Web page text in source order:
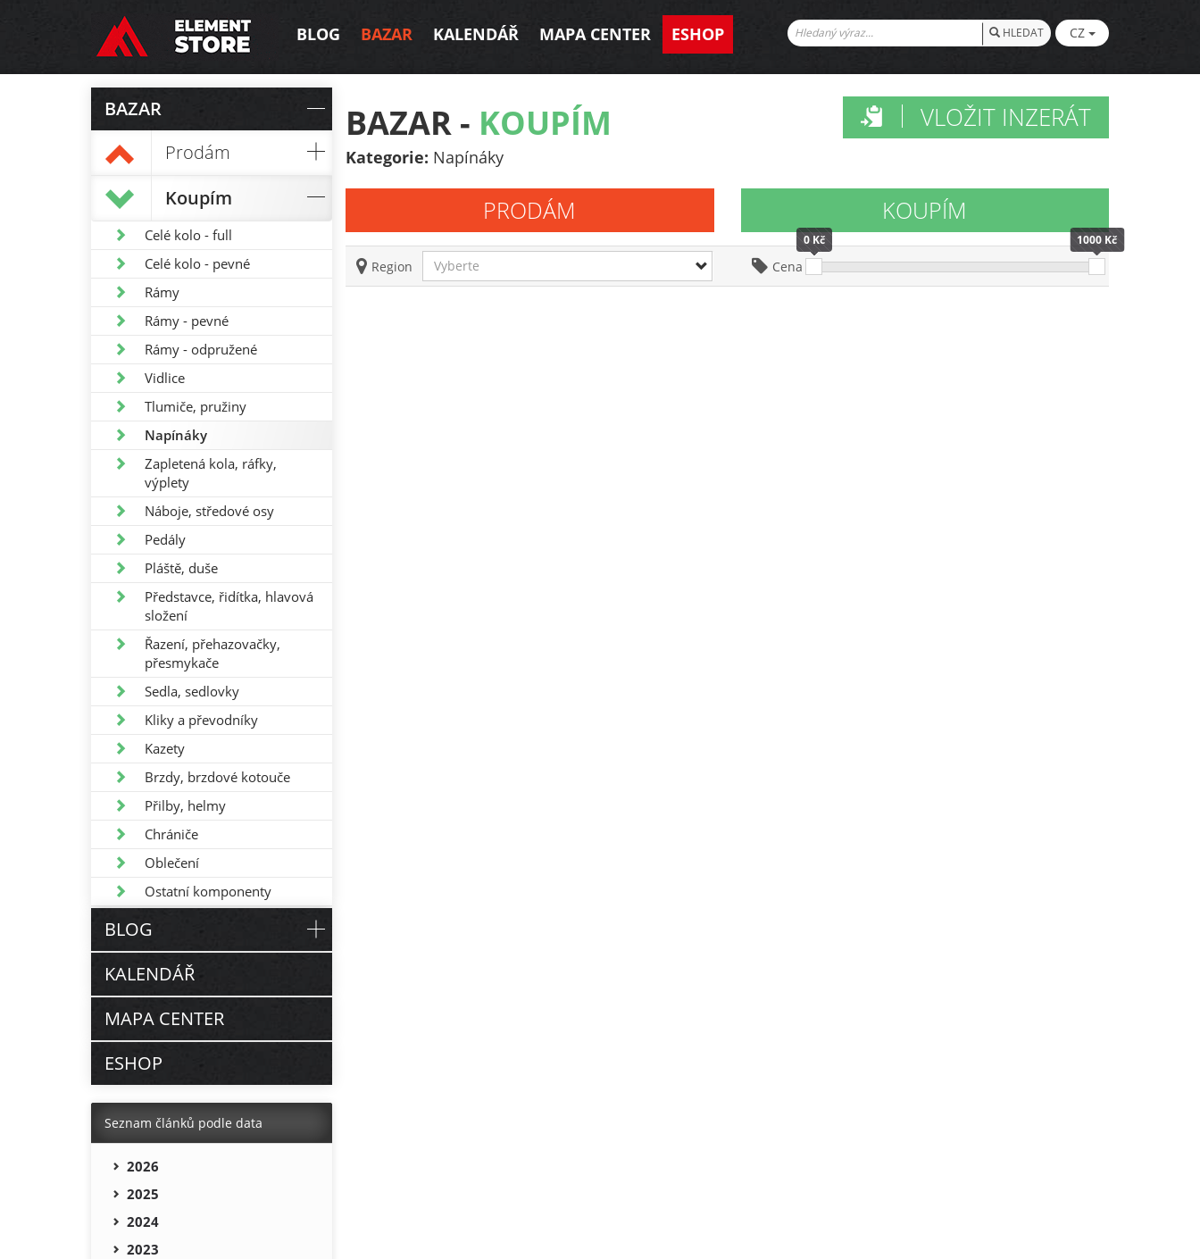
BLOG BAZAR KALENDÁŘ MAPA CENTER ESHOP HLEDAT CZ
VLOŽIT INZERÁT
BAZAR - KOUPÍM
Kategorie: Napínáky
PRODÁM KOUPÍM
Region Vyberte Cena
0 Kč 1000 Kč
BAZAR
Prodám
Koupím
Celé kolo - full
Celé kolo - pevné
Rámy
Rámy - pevné
Rámy - odpružené
Vidlice
Tlumiče, pružiny
Napínáky
Zapletená kola, ráfky,
výplety
Náboje, středové osy
Pedály
Pláště, duše
Představce, řidítka, hlavová
složení
Řazení, přehazovačky,
přesmykače
Sedla, sedlovky
Kliky a převodníky
Kazety
Brzdy, brzdové kotouče
Přilby, helmy
Chrániče
Oblečení
Ostatní komponenty
BLOG
KALENDÁŘ
MAPA CENTER
ESHOP
Seznam článků podle data
2026
2025
2024
2023